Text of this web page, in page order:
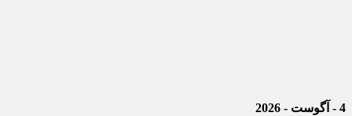
4 - آگوست - 2026